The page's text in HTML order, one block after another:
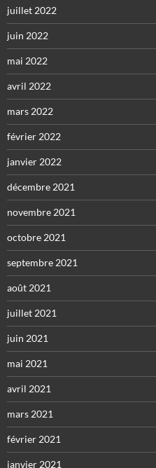
juillet 2022
juin 2022
mai 2022
avril 2022
mars 2022
février 2022
janvier 2022
décembre 2021
novembre 2021
octobre 2021
septembre 2021
août 2021
juillet 2021
juin 2021
mai 2021
avril 2021
mars 2021
février 2021
janvier 2021